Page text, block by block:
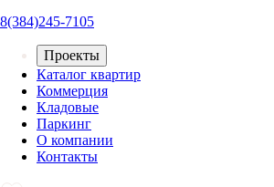
8(384)245-7105
Проекты
Каталог квартир
Коммерция
Кладовые
Паркинг
О компании
Контакты